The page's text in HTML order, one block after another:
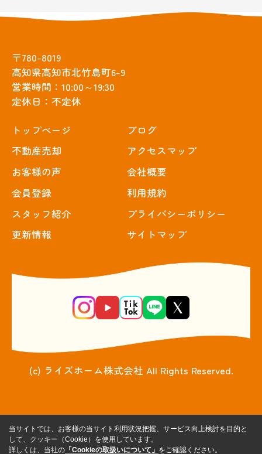
〒780-8019
高知県高知市北竹島町6-9
営業時間：10:00～19:30
定休日：不定休
トップぺージ
不動産売却
お客様の声
会員登録
スタッフ紹介
更新情報
ブログ
アクセスマップ
会社概要
利用規約
プライバシーポリシー
サイトマップ
(c) ライズホーム株式会社 All Rights Reserved.
当サイトでは、お客様の当サイト利用状況把握、サービス向上検討を目的と
して、クッキー（Cookie）を使用しています。
詳しくは、当社の 「Cookieの取扱いについて」 をご確認ください。